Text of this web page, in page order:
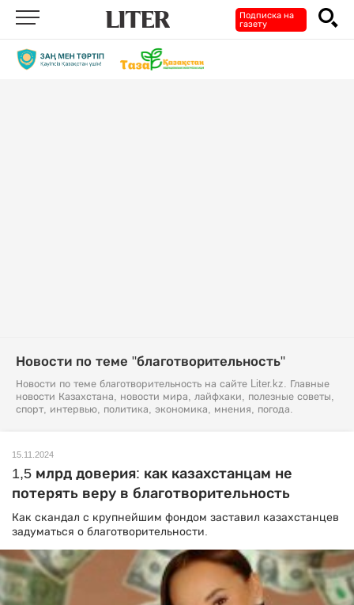
Подписка на
газету
Новости по теме "благотворительность"
Новости по теме благотворительность на сайте Liter.kz. Главные
новости Казахстана, новости мира, лайфхаки, полезные советы,
спорт, интервью, политика, экономика, мнения, погода.
15.11.2024
1,5 млрд доверия: как казахстанцам не
потерять веру в благотворительность
Как скандал с крупнейшим фондом заставил казахстанцев
задуматься о благотворительности.